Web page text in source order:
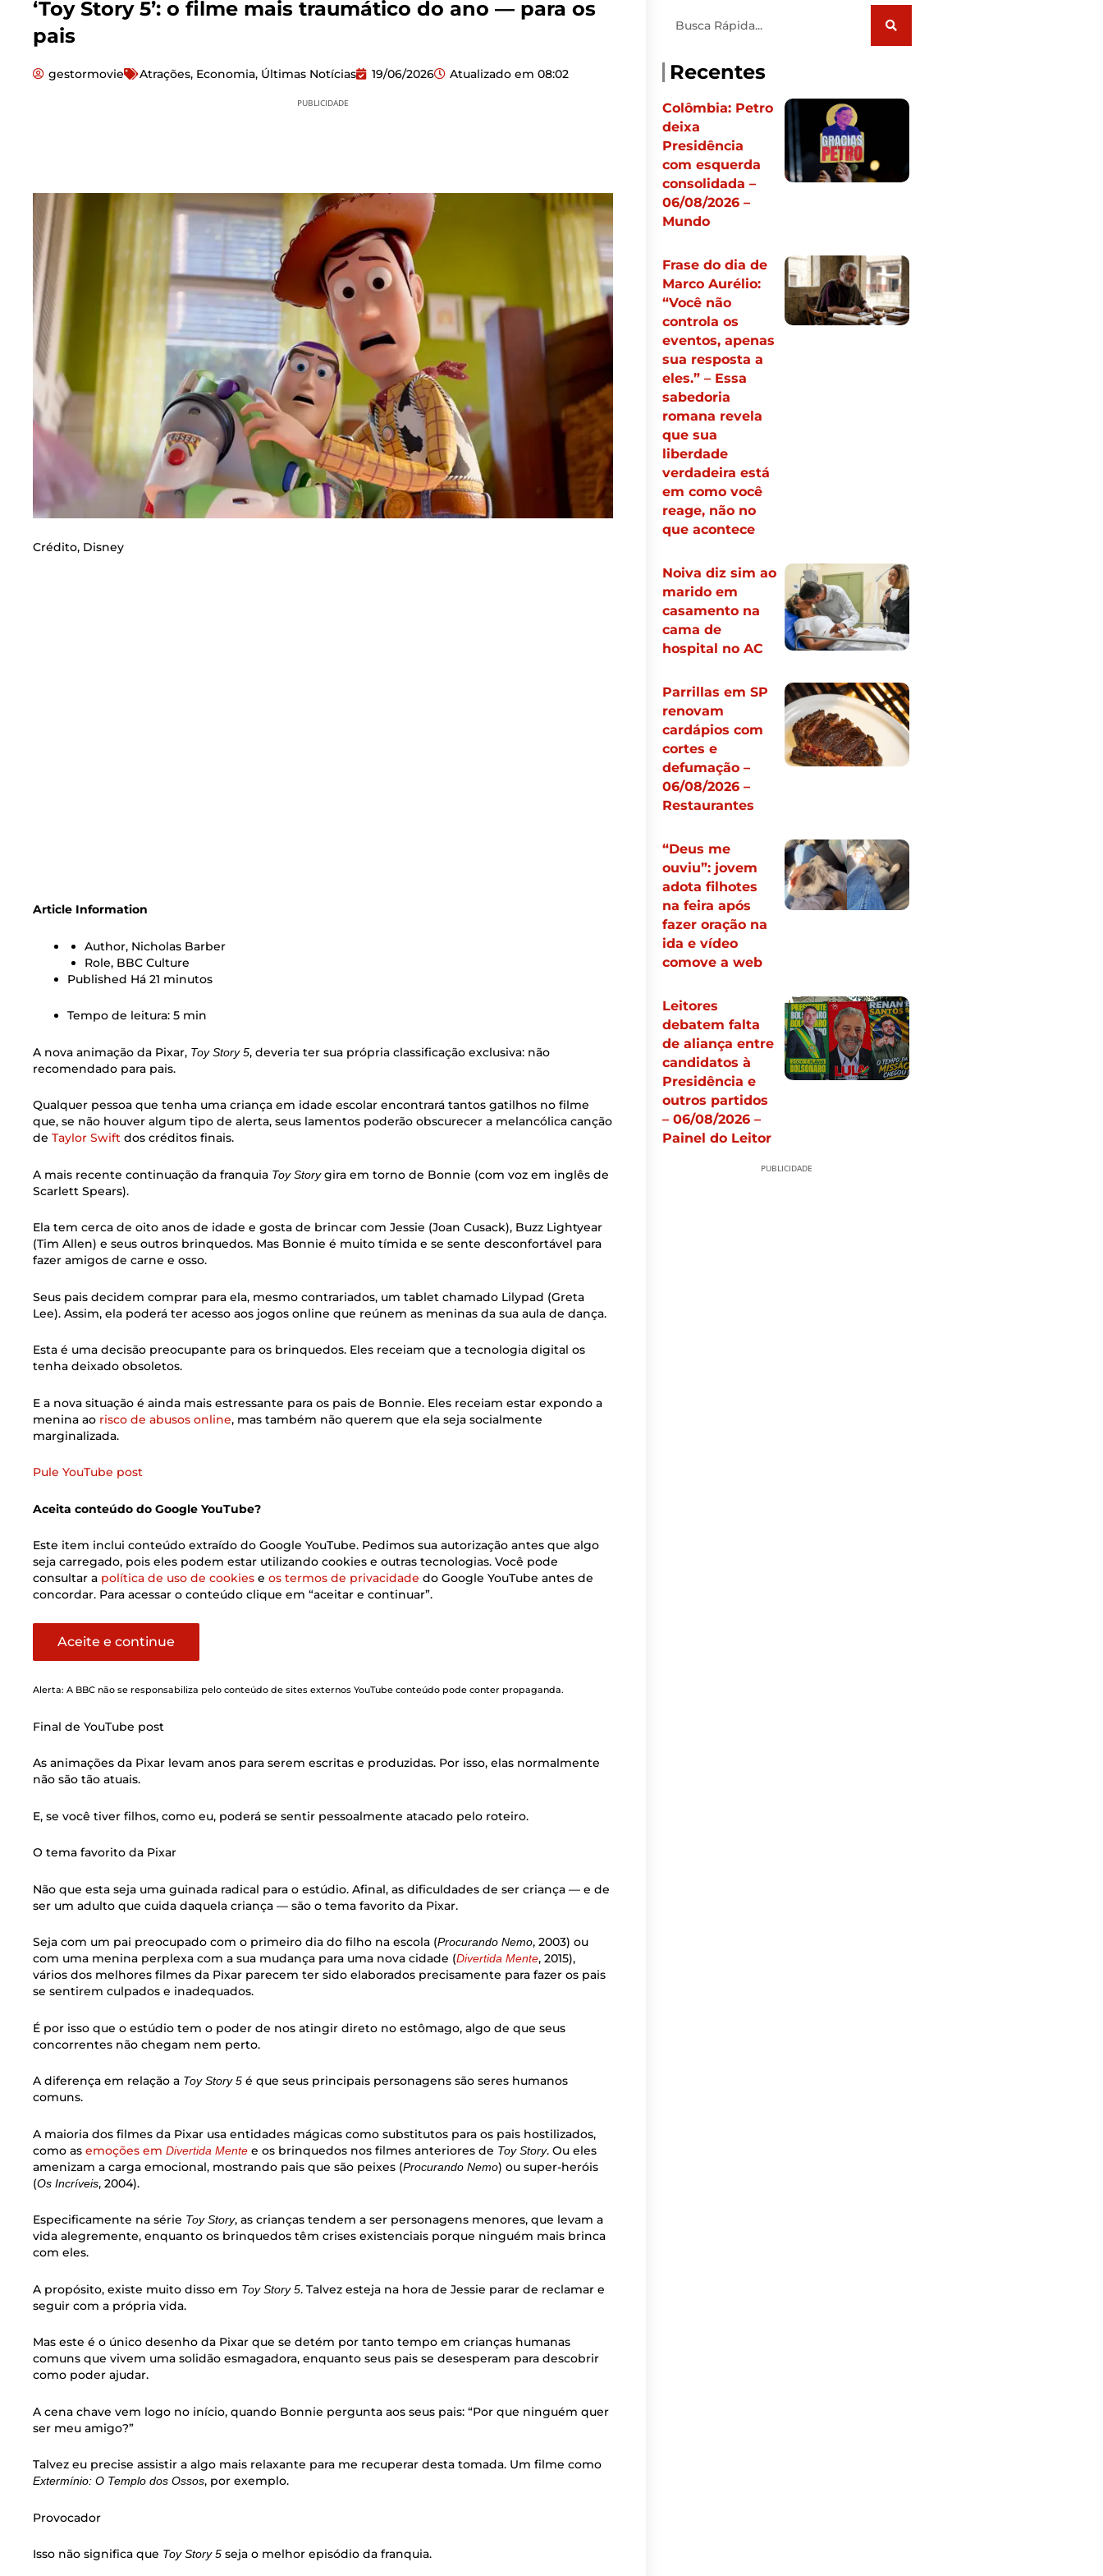
‘Toy Story 5’: o filme mais traumático do ano — para os
pais
gestormovie Atrações, Economia, Últimas Notícias 19/06/2026 Atualizado em 08:02
PUBLICIDADE
Crédito, Disney
Article Information
Author, Nicholas Barber
Role, BBC Culture
Published Há 21 minutos
Tempo de leitura: 5 min
A nova animação da Pixar, Toy Story 5, deveria ter sua própria classificação exclusiva: não
recomendado para pais.
Qualquer pessoa que tenha uma criança em idade escolar encontrará tantos gatilhos no filme
que, se não houver algum tipo de alerta, seus lamentos poderão obscurecer a melancólica canção
de Taylor Swift dos créditos finais.
A mais recente continuação da franquia Toy Storygira em torno de Bonnie (com voz em inglês de
Scarlett Spears).
Ela tem cerca de oito anos de idade e gosta de brincar com Jessie (Joan Cusack), Buzz Lightyear
(Tim Allen) e seus outros brinquedos. Mas Bonnie é muito tímida e se sente desconfortável para
fazer amigos de carne e osso.
Seus pais decidem comprar para ela, mesmo contrariados, um tablet chamado Lilypad (Greta
Lee). Assim, ela poderá ter acesso aos jogos online que reúnem as meninas da sua aula de dança.
Esta é uma decisão preocupante para os brinquedos. Eles receiam que a tecnologia digital os
tenha deixado obsoletos.
E a nova situação é ainda mais estressante para os pais de Bonnie. Eles receiam estar expondo a
menina ao risco de abusos online, mas também não querem que ela seja socialmente
marginalizada.
Pule YouTube post
Aceita conteúdo do Google YouTube?
Este item inclui conteúdo extraído do Google YouTube. Pedimos sua autorização antes que algo
seja carregado, pois eles podem estar utilizando cookies e outras tecnologias. Você pode
consultar a política de uso de cookies e os termos de privacidade do Google YouTube antes de
concordar. Para acessar o conteúdo clique em “aceitar e continuar”.
Aceite e continue
Alerta: A BBC não se responsabiliza pelo conteúdo de sites externos YouTube conteúdo pode conter propaganda.
Final de YouTube post
As animações da Pixar levam anos para serem escritas e produzidas. Por isso, elas normalmente
não são tão atuais.
E, se você tiver filhos, como eu, poderá se sentir pessoalmente atacado pelo roteiro.
O tema favorito da Pixar
Não que esta seja uma guinada radical para o estúdio. Afinal, as dificuldades de ser criança — e de
ser um adulto que cuida daquela criança — são o tema favorito da Pixar.
Seja com um pai preocupado com o primeiro dia do filho na escola (Procurando Nemo, 2003) ou
com uma menina perplexa com a sua mudança para uma nova cidade (Divertida Mente, 2015),
vários dos melhores filmes da Pixar parecem ter sido elaborados precisamente para fazer os pais
se sentirem culpados e inadequados.
É por isso que o estúdio tem o poder de nos atingir direto no estômago, algo de que seus
concorrentes não chegam nem perto.
A diferença em relação a Toy Story 5 é que seus principais personagens são seres humanos
comuns.
A maioria dos filmes da Pixar usa entidades mágicas como substitutos para os pais hostilizados,
como as emoções em Divertida Mente e os brinquedos nos filmes anteriores de Toy Story. Ou eles
amenizam a carga emocional, mostrando pais que são peixes (Procurando Nemo) ou super-heróis
(Os Incríveis, 2004).
Especificamente na série Toy Story, as crianças tendem a ser personagens menores, que levam a
vida alegremente, enquanto os brinquedos têm crises existenciais porque ninguém mais brinca
com eles.
A propósito, existe muito disso em Toy Story 5. Talvez esteja na hora de Jessie parar de reclamar e
seguir com a própria vida.
Mas este é o único desenho da Pixar que se detém por tanto tempo em crianças humanas
comuns que vivem uma solidão esmagadora, enquanto seus pais se desesperam para descobrir
como poder ajudar.
A cena chave vem logo no início, quando Bonnie pergunta aos seus pais: “Por que ninguém quer
ser meu amigo?”
Talvez eu precise assistir a algo mais relaxante para me recuperar desta tomada. Um filme como
Extermínio: O Templo dos Ossos, por exemplo.
Provocador
Isso não significa que Toy Story 5 seja o melhor episódio da franquia.
Recentes
Colômbia: Petro
deixa
Presidência
com esquerda
consolidada –
06/08/2026 –
Mundo
Frase do dia de
Marco Aurélio:
“Você não
controla os
eventos, apenas
sua resposta a
eles.” – Essa
sabedoria
romana revela
que sua
liberdade
verdadeira está
em como você
reage, não no
que acontece
Noiva diz sim ao
marido em
casamento na
cama de
hospital no AC
Parrillas em SP
renovam
cardápios com
cortes e
defumação –
06/08/2026 –
Restaurantes
“Deus me
ouviu”: jovem
adota filhotes
na feira após
fazer oração na
ida e vídeo
comove a web
Leitores
debatem falta
de aliança entre
candidatos à
Presidência e
outros partidos
– 06/08/2026 –
Painel do Leitor
PUBLICIDADE